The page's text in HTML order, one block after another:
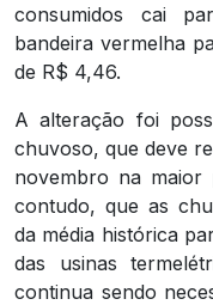
consumidos cai
bandeira vermelha
de R$ 4,46.
A alteração foi
chuvoso, que deve
novembro na
contudo, que as
da média histórica
das usinas
continua sendo